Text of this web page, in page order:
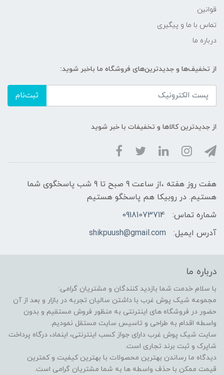
قوانین
تماس با ما و پیگیری
درباره ما
از تخفیف‌ها و جدیدترین‌های فروشگاه ما باخبر شوید:
ثبت‌نام
از جدیدترین کالاها و تخفیفات با خبر شوید
هفت روز هفته ،از ساعت 9 صبح تا 9 شب پاسخگوی شما
هستیم. در روبیکا هم پاسخگو هستیم
شماره تماس:
09181073714
آدرس ایمیل:
shikpuush@gmail.com
درباره ما
با سلام خدمت شما بازدید کنندگان و مشتریان گرامی:
مجموعه شیک پوش غرب با داشتن سالیان تجربه در بازار و بعد از آن
حضور در فروشگاه های اینترنتی به منظور فروش مستقیم و بدون
واسطه اقدام به طراحی و تاسیس سایت مستقل نمودیم.
سایت شیک پوش غرب دارای جواز کسب اینترنتی، اینماد، درگاه پرداخت
شاپرک و ثبت برند تجاری است.
دیدگاه ما رساندن بهترین محصولات با بهترین کیفیت و کمترین
قیمت ممکن با حذف واسطه ها به شما مشتریان گرامی است.